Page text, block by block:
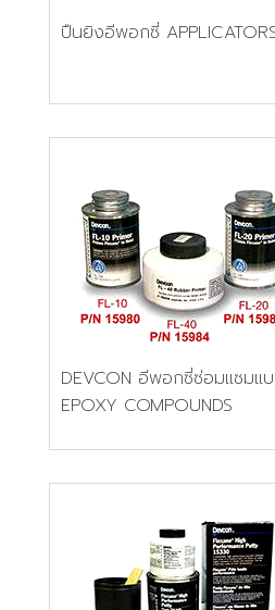
ปืนยิงอีพอกซี่
DEVCON อีพอกซี่ซ่อมแซมแ
EPOXY COMPOUNDS